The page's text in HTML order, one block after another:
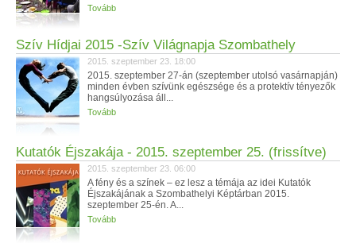
Tovább
Szív Hídjai 2015 -Szív Világnapja Szombathely
2015. szeptember 23. 18:00
2015. szeptember 27-án (szeptember utolsó vasárnapján)
minden évben szívünk egészsége és a protektív tényezők
hangsúlyozása áll...
Tovább
Kutatók Éjszakája - 2015. szeptember 25. (frissítve)
2015. szeptember 23. 06:00
A fény és a színek – ez lesz a témája az idei Kutatók
Éjszakájának a Szombathelyi Képtárban 2015.
szeptember 25-én. A...
Tovább